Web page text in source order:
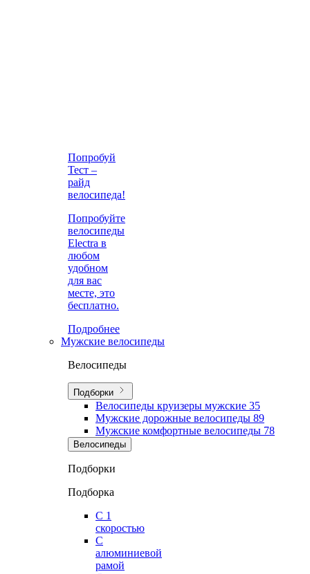
Попробуй
Тест –
райд
велосипеда!
Попробуйте
велосипеды
Electra в
любом
удобном
для вас
месте, это
бесплатно.
Подробнее
Мужские велосипеды
Велосипеды
Подборки
Велосипеды круизеры мужские 35
Мужские дорожные велосипеды 89
Мужские комфортные велосипеды 78
Велосипеды
Подборки
Подборка
С 1
скоростью
С
алюминиевой
рамой